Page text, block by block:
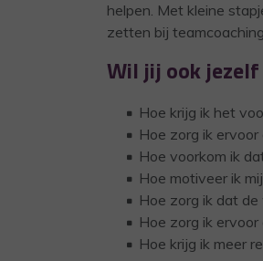
helpen. Met kleine
zetten bij
Wil jij ook
Hoe krijg ik het
Hoe zorg ik
Hoe voorkom ik
Hoe motiveer ik
Hoe zorg ik dat
Hoe zorg ik
Hoe krijg ik meer